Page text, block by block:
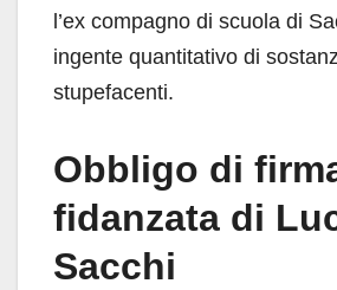
l’ex compagno di scuola di
ingente quantitativo di
stupefacenti.
Obbligo di
fidanzata di
Sacchi